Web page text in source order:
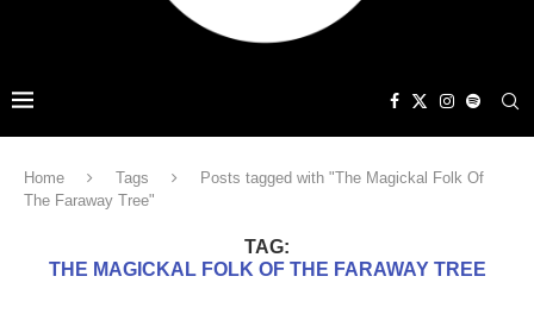
Home Tags
Posts tagged with "The Magickal Folk Of
The Faraway Tree"
TAG:
THE MAGICKAL FOLK OF THE FARAWAY TREE